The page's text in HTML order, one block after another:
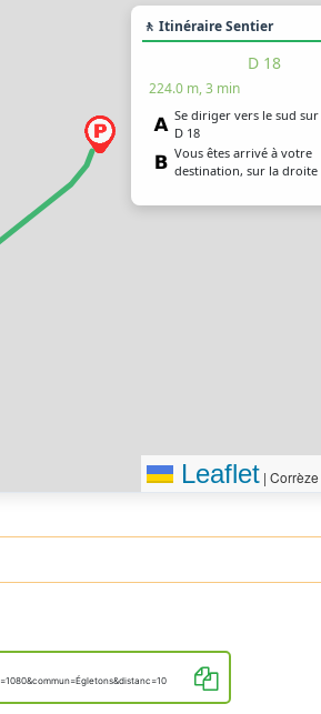
🚶 Itinéraire Sentier
D 18
224.0 m, 3 min
Se diriger vers le sud sur
D 18
Vous êtes arrivé à votre
destination, sur la droite
Leaflet |